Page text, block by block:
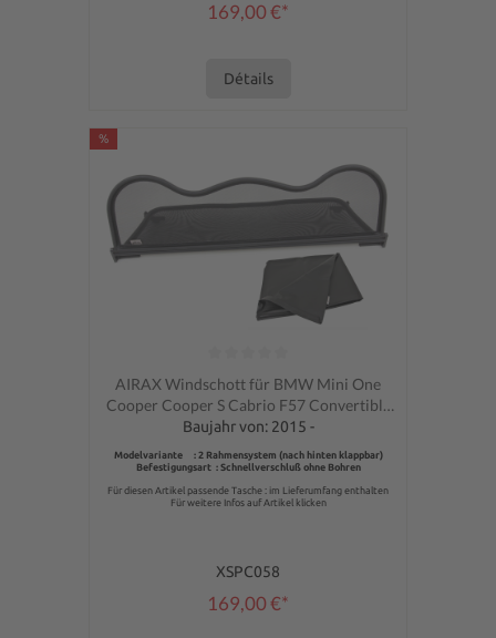
169,00 €*
Détails
%
Note moyenne de 0 sur 5 étoiles
AIRAX Windschott für BMW Mini One
Cooper Cooper S Cabrio F57 Convertible
Carbon Optik incl. Tasche
Baujahr von: 2015 -
Modelvariante : 2 Rahmensystem (nach hinten klappbar)
Befestigungsart : Schnellverschluß ohne Bohren
Für diesen Artikel passende Tasche : im Lieferumfang enthalten
Für weitere Infos auf Artikel klicken
XSPC058
169,00 €*